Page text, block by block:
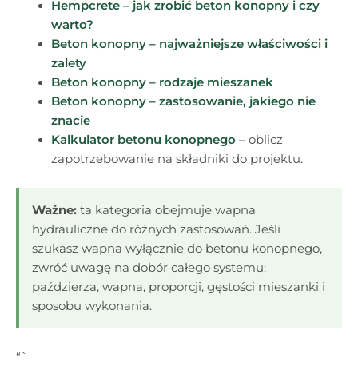
Hempcrete – jak zrobić beton konopny i czy
warto?
Beton konopny – najważniejsze właściwości i
zalety
Beton konopny – rodzaje mieszanek
Beton konopny – zastosowanie, jakiego nie
znacie
Kalkulator betonu konopnego – oblicz
zapotrzebowanie na składniki do projektu.
Ważne: ta kategoria obejmuje wapna
hydrauliczne do różnych zastosowań. Jeśli
szukasz wapna wyłącznie do betonu konopnego,
zwróć uwagę na dobór całego systemu:
paździerza, wapna, proporcji, gęstości mieszanki i
sposobu wykonania.
“`